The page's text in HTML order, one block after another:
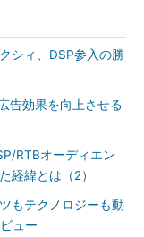
シィ、DSP参入の勝
告効果を向上させる
RTBオーディエン
経緯とは（2）
もテクノロジーも動
ュー